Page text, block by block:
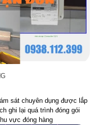
sát chuyên dụng được lắp
ghi lại quá trình đóng gói
vực đóng hàng